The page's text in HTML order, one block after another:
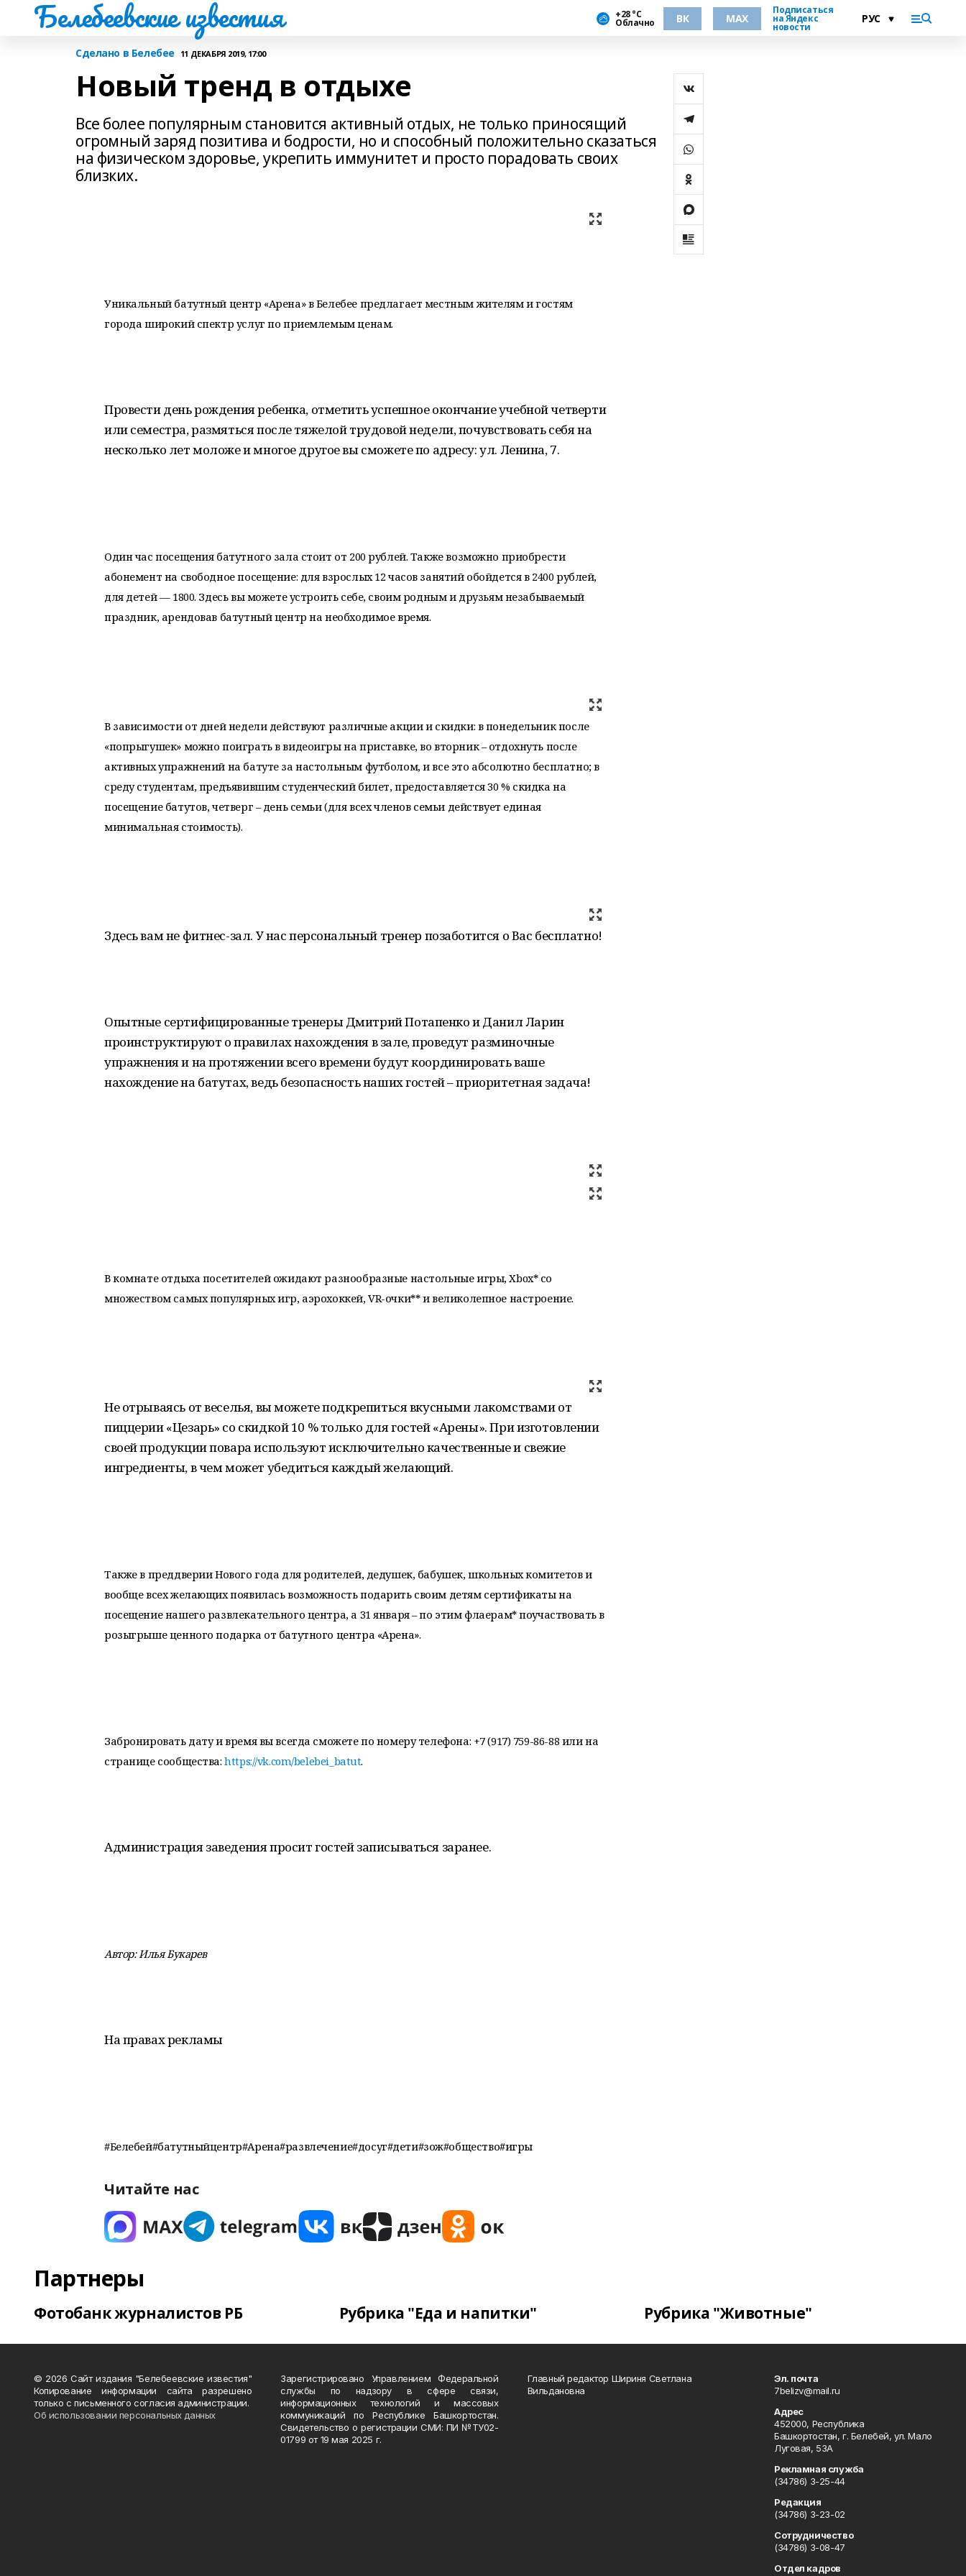
Белебеевские известия +28 °С
Облачно ВК MAX
Подписаться
на Яндекс
новости
Сделано в Белебее 11 ДЕКАБРЯ 2019, 17:00
Новый тренд в отдыхе
Все более популярным становится активный отдых, не только приносящий
огромный заряд позитива и бодрости, но и способный положительно сказаться
на физическом здоровье, укрепить иммунитет и просто порадовать своих
близких.
Уникальный батутный центр «Арена» в Белебее предлагает местным жителям и гостям
города широкий спектр услуг по приемлемым ценам.
Провести день рождения ребенка, отметить успешное окончание учебной четверти
или семестра, размяться после тяжелой трудовой недели, почувствовать себя на
несколько лет моложе и многое другое вы сможете по адресу: ул. Ленина, 7.
Один час посещения батутного зала стоит от 200 рублей. Также возможно приобрести
абонемент на свободное посещение: для взрослых 12 часов занятий обойдется в 2400 рублей,
для детей — 1800. Здесь вы можете устроить себе, своим родным и друзьям незабываемый
праздник, арендовав батутный центр на необходимое время.
В зависимости от дней недели действуют различные акции и скидки: в понедельник после
«попрыгушек» можно поиграть в видеоигры на приставке, во вторник – отдохнуть после
активных упражнений на батуте за настольным футболом, и все это абсолютно бесплатно; в
среду студентам, предъявившим студенческий билет, предоставляется 30 % скидка на
посещение батутов, четверг – день семьи (для всех членов семьи действует единая
минимальная стоимость).
Здесь вам не фитнес-зал. У нас персональный тренер позаботится о Вас бесплатно!
Опытные сертифицированные тренеры Дмитрий Потапенко и Данил Ларин
проинструктируют о правилах нахождения в зале, проведут разминочные
упражнения и на протяжении всего времени будут координировать ваше
нахождение на батутах, ведь безопасность наших гостей – приоритетная задача!
В комнате отдыха посетителей ожидают разнообразные настольные игры, Xbox* со
множеством самых популярных игр, аэрохоккей, VR-очки** и великолепное настроение.
Не отрываясь от веселья, вы можете подкрепиться вкусными лакомствами от
пиццерии «Цезарь» со скидкой 10 % только для гостей «Арены». При изготовлении
своей продукции повара используют исключительно качественные и свежие
ингредиенты, в чем может убедиться каждый желающий.
Также в преддверии Нового года для родителей, дедушек, бабушек, школьных комитетов и
вообще всех желающих появилась возможность подарить своим детям сертификаты на
посещение нашего развлекательного центра, а 31 января – по этим флаерам* поучаствовать в
розыгрыше ценного подарка от батутного центра «Арена».
Забронировать дату и время вы всегда сможете по номеру телефона: +7 (917) 759-86-88 или на
странице сообщества:https://vk.com/belebei_batut.
Администрация заведения просит гостей записываться заранее.
Автор:Илья Букарев
На правах рекламы
#Белебей#батутныйцентр#Арена#развлечение#досуг#дети#зож#общество#игры
Читайте нас
Партнеры
Фотобанк журналистов РБ Рубрика "Еда и напитки" Рубрика "Животные"
© 2026 Сайт издания "Белебеевские известия"
Копирование информации сайта разрешено
только с письменного согласия администрации.
Об использовании персональных данных
Зарегистрировано Управлением Федеральной
службы по надзору в сфере связи,
информационных технологий и массовых
коммуникаций по Республике Башкортостан.
Свидетельство о регистрации СМИ: ПИ №ТУ02-
01799 от 19 мая 2025 г.
Главный редактор Шириня Светлана
Вильдановна
Эл. почта
7belizv@mail.ru
Адрес
452000, Республика
Башкортостан, г. Белебей, ул. Мало
Луговая, 53А
Рекламная служба
(34786) 3-25-44
Редакция
(34786) 3-23-02
Сотрудничество
(34786) 3-08-47
Отдел кадров